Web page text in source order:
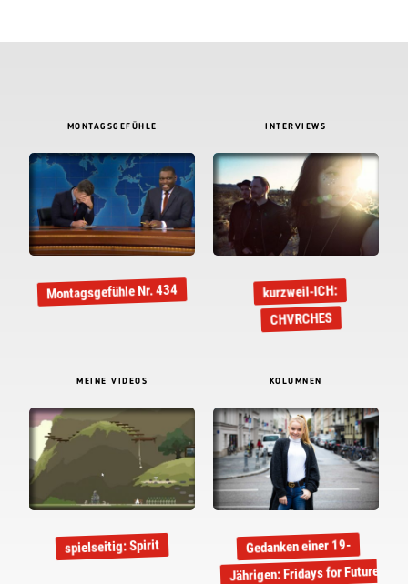
MONTAGSGEFÜHLE
Montagsgefühle Nr. 434
INTERVIEWS
kurzweil-ICH:
CHVRCHES
MEINE VIDEOS
spielseitig: Spirit
KOLUMNEN
Gedanken einer 19-
Jährigen: Fridays for Future